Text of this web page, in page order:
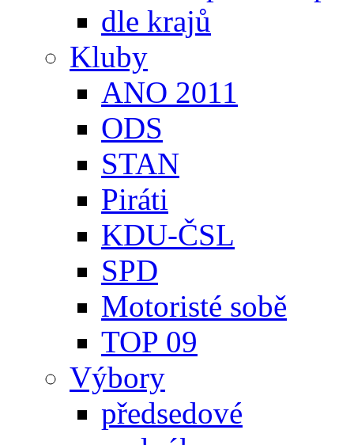
dle krajů
Kluby
ANO 2011
ODS
STAN
Piráti
KDU-ČSL
SPD
Motoristé sobě
TOP 09
Výbory
předsedové